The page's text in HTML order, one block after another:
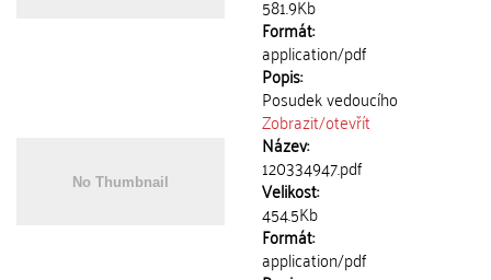
581.9Kb
Formát:
application/pdf
Popis:
Posudek vedoucího
Zobrazit/otevřít
Název:
120334947.pdf
Velikost:
454.5Kb
Formát:
application/pdf